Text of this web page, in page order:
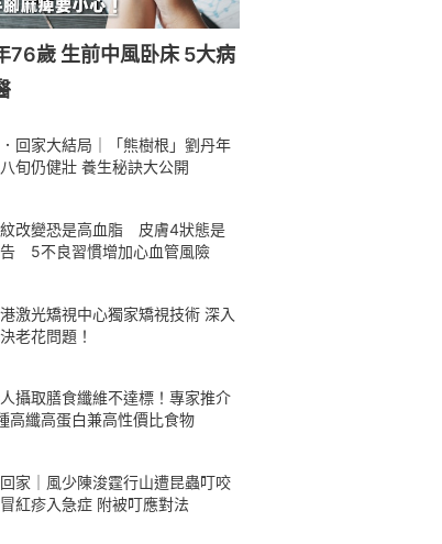
76歲 生前中風卧床 5大病
回家大結局｜「熊樹根」劉丹年
旬仍健壯 養生秘訣大公開
改變恐是高血脂 皮膚4狀態是
5不良習慣增加心血管風險
激光矯視中心獨家矯視技術 深入
老花問題！
攝取膳食纖維不達標！專家推介
高纖高蛋白兼高性價比食物
家｜風少陳浚霆行山遭昆蟲叮咬
紅疹入急症 附被叮應對法